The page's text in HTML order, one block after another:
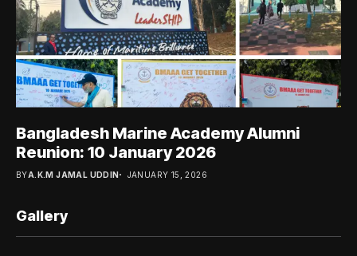
Bangladesh Marine Academy Alumni
Reunion: 10 January 2026
BYA.K.M JAMAL UDDIN JANUARY 15, 2026
Gallery